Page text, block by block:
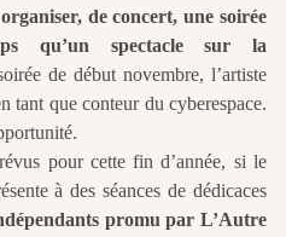
de concert, une soirée
qu’un spectacle sur la
de début novembre, l’artiste
tant que conteur du cyberespace.
pour cette fin d’année, si le
à des séances de dédicaces
promu par L’Autre